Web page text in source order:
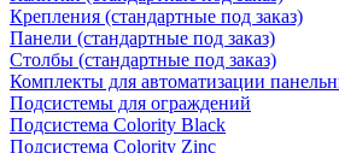
Крепления (стандартные под заказ)
Панели (стандартные под заказ)
Столбы (стандартные под заказ)
Комплекты для автоматизации
Подсистемы для ограждений
Подсистема Colority Black
Подсистема Colority Zinc